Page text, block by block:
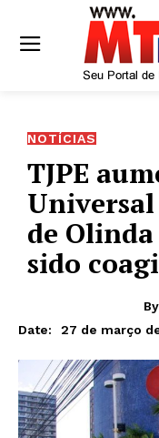
NOTÍCIAS
TJPE
Universal
de
sido
Date:
27 de março